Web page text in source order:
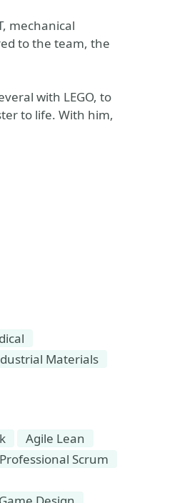
mechanical
to the team, the
with LEGO, to
to life. With him,
Materials
Agile Lean
Professional Scrum